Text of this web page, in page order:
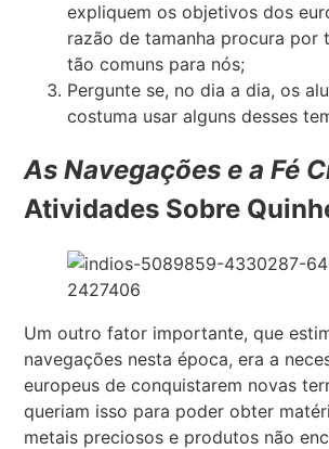
expliquem os objetivos dos
razão de tamanha procura por
tão comuns para nós;
Pergunte se, no dia a dia, os
costuma usar alguns desses
As Navegações e a Fé
Atividades Sobre
Um outro fator importante, que
navegações nesta época, era a
europeus de conquistarem novas
queriam isso para poder obter
metais preciosos e produtos não